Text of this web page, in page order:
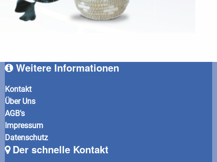
Weitere Informationen
Kontakt
Über Uns
AGB's
Impressum
Datenschutz
Der schnelle Kontakt